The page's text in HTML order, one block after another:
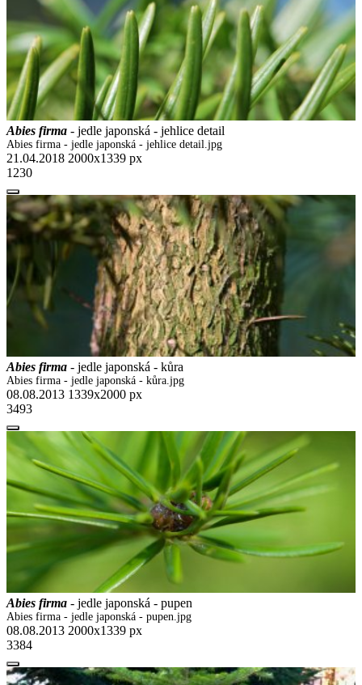
Abies firma - jedle japonská - jehlice detail
Abies firma - jedle japonská - jehlice detail.jpg
21.04.2018 2000x1339 px
1230
Abies firma - jedle japonská - kůra
Abies firma - jedle japonská - kůra.jpg
08.08.2013 1339x2000 px
3493
Abies firma - jedle japonská - pupen
Abies firma - jedle japonská - pupen.jpg
08.08.2013 2000x1339 px
3384